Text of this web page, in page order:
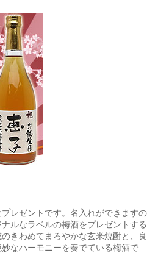
レゼントです。名入れができますの
ルなラベルの梅酒をプレゼントする
きわめてまろやかな玄米焼酎と、良
なハーモニーを奏でている梅酒で